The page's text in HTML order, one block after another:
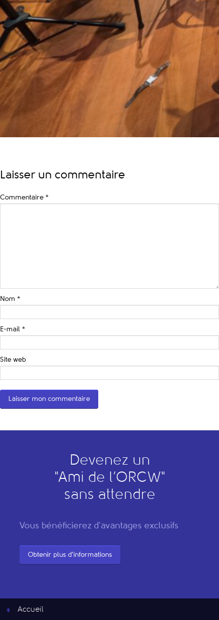
Laisser un commentaire
Commentaire *
Nom *
E-mail *
Site web
Devenez un
"Ami de l’ORCW"
sans attendre
Vous bénéficierez d'avantages exclusifs
Obtenir plus d'informations
Accueil